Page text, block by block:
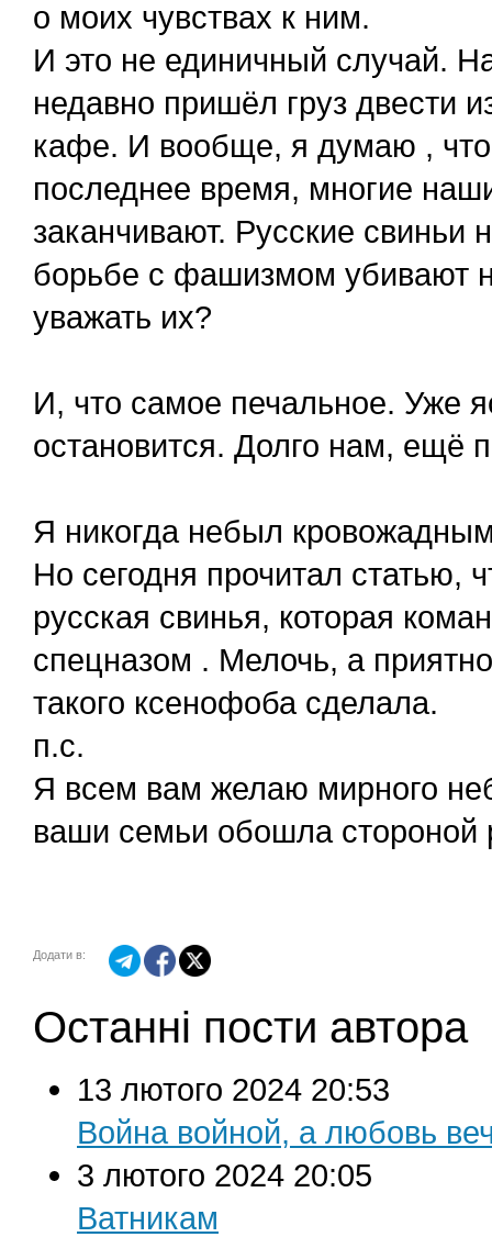
о моих чувствах к ним.
И это не единичный случай.
недавно пришёл груз двести
кафе. И вообще, я думаю , что
последнее время, многие
заканчивают. Русские
борьбе с фашизмом убивают
уважать их?
И, что самое печальное. Уже
остановится. Долго нам, ещё
Я никогда небыл
Но сегодня прочитал статью,
русская свинья, которая
спецназом . Мелочь, а
такого ксенофоба сделала.
п.с.
Я всем вам желаю мирного
ваши семьи обошла стороной
Додати в:
Останні пости автора
13 лютого 2024 20:53
Война войной, а любовь
3 лютого 2024 20:05
Ватникам